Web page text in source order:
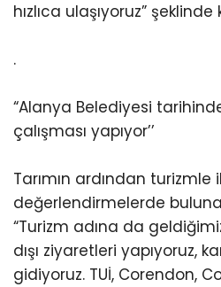
hızlıca ulaşıyoruz”
.
“Alanya Belediyesi
çalışması yapıyor’’
Tarımın ardından turizmle
değerlendirmelerde
“Turizm adına da
dışı ziyaretleri yapıyoruz,
gidiyoruz. TUİ, Corendon,